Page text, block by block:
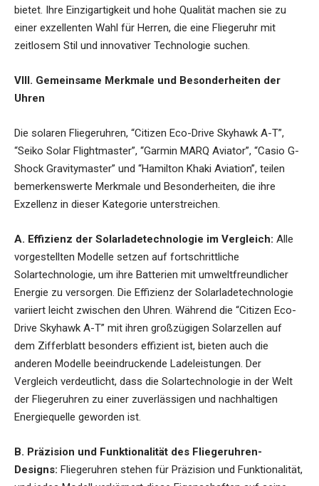
bietet. Ihre Einzigartigkeit und hohe Qualität machen sie zu
einer exzellenten Wahl für Herren, die eine Fliegeruhr mit
zeitlosem Stil und innovativer Technologie suchen.
VIII. Gemeinsame Merkmale und Besonderheiten der
Uhren
Die solaren Fliegeruhren, “Citizen Eco-Drive Skyhawk A-T”,
“Seiko Solar Flightmaster”, “Garmin MARQ Aviator”, “Casio G-
Shock Gravitymaster” und “Hamilton Khaki Aviation”, teilen
bemerkenswerte Merkmale und Besonderheiten, die ihre
Exzellenz in dieser Kategorie unterstreichen.
A. Effizienz der Solarladetechnologie im Vergleich: Alle
vorgestellten Modelle setzen auf fortschrittliche
Solartechnologie, um ihre Batterien mit umweltfreundlicher
Energie zu versorgen. Die Effizienz der Solarladetechnologie
variiert leicht zwischen den Uhren. Während die “Citizen Eco-
Drive Skyhawk A-T” mit ihren großzügigen Solarzellen auf
dem Zifferblatt besonders effizient ist, bieten auch die
anderen Modelle beeindruckende Ladeleistungen. Der
Vergleich verdeutlicht, dass die Solartechnologie in der Welt
der Fliegeruhren zu einer zuverlässigen und nachhaltigen
Energiequelle geworden ist.
B. Präzision und Funktionalität des Fliegeruhren-
Designs: Fliegeruhren stehen für Präzision und Funktionalität,